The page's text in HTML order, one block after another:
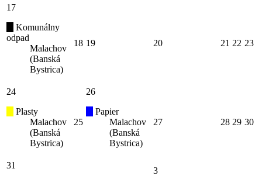
17
Komunálny
odpad
Malachov
(Banská
Bystrica)
18 19 20 21 22 23
24
Plasty
Malachov
(Banská
Bystrica)
25
26
Papier
Malachov
(Banská
Bystrica)
27 28 29 30
31
3